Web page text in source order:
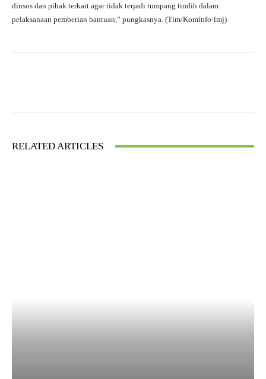
dinsos dan pihak terkait agar tidak terjadi tumpang tindih dalam
pelaksanaan pemberian bantuan,” pungkasnya. (Tim/Kominfo-lmj)
RELATED ARTICLES